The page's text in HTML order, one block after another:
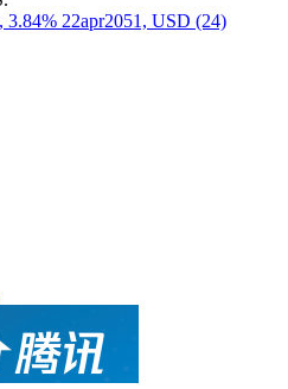
3.84% 22apr2051, USD (24)